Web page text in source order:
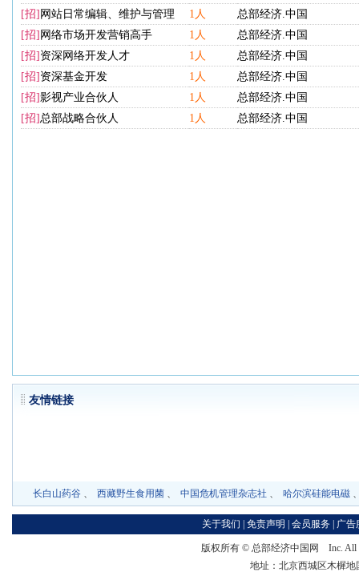
[招] 网站日常编辑、维护与管理 1人
总部经济.中国
[招] 网络市场开发营销高手 1人
总部经济.中国
[招] 资深网络开发人才 1人
总部经济.中国
[招] 资深基金开发 1人
总部经济.中国
[招]影视产业合伙人 1人
总部经济.中国
[招]总部战略合伙人 1人 总部经济.中国
友情链
长白山药谷 、 西藏野生食用菌 、 中国危机管理杂志社 、 哈尔滨硅能电磁
关于我们 免责声明 会员服务 广告
版权所有 © 总部经济中国网
Inc. All
地址：北京西城区木樨